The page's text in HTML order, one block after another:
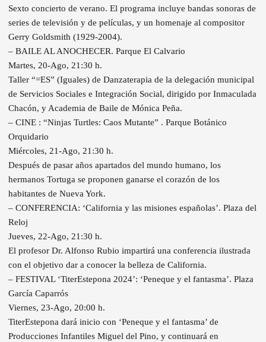
Sexto concierto de verano. El programa incluye bandas sonoras de
series de televisión y de películas, y un homenaje al compositor
Gerry Goldsmith (1929-2004).
– BAILE AL ANOCHECER. Parque El Calvario
Martes, 20-Ago, 21:30 h.
Taller “=ES” (Iguales) de Danzaterapia de la delegación municipal
de Servicios Sociales e Integración Social, dirigido por Inmaculada
Chacón, y Academia de Baile de Mónica Peña.
– CINE : “Ninjas Turtles: Caos Mutante” . Parque Botánico
Orquidario
Miércoles, 21-Ago, 21:30 h.
Después de pasar años apartados del mundo humano, los
hermanos Tortuga se proponen ganarse el corazón de los
habitantes de Nueva York.
– CONFERENCIA: ‘California y las misiones españolas’. Plaza del
Reloj
Jueves, 22-Ago, 21:30 h.
El profesor Dr. Alfonso Rubio impartirá una conferencia ilustrada
con el objetivo dar a conocer la belleza de California.
– FESTIVAL ‘TiterEstepona 2024’: ‘Peneque y el fantasma’. Plaza
García Caparrós
Viernes, 23-Ago, 20:00 h.
TiterEstepona dará inicio con ‘Peneque y el fantasma’ de
Producciones Infantiles Miguel del Pino, y continuará en